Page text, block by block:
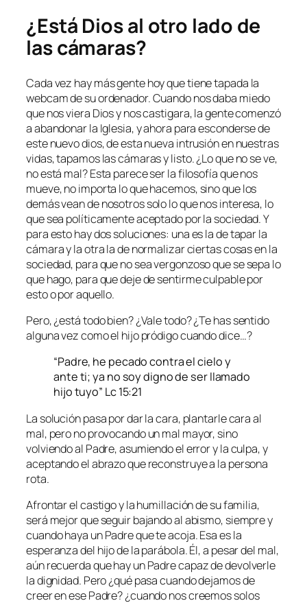
¿Está Dios al otro lado de
las cámaras?
Cada vez hay más gente hoy que tiene tapada la
webcam de su ordenador. Cuando nos daba miedo
que nos viera Dios y nos castigara, la gente comenzó
a abandonar la Iglesia, y ahora para esconderse de
este nuevo dios, de esta nueva intrusión en nuestras
vidas, tapamos las cámaras y listo. ¿Lo que no se ve,
no está mal? Esta parece ser la filosofía que nos
mueve, no importa lo que hacemos, sino que los
demás vean de nosotros solo lo que nos interesa, lo
que sea políticamente aceptado por la sociedad. Y
para esto hay dos soluciones: una es la de tapar la
cámara y la otra la de normalizar ciertas cosas en la
sociedad, para que no sea vergonzoso que se sepa lo
que hago, para que deje de sentirme culpable por
esto o por aquello.
Pero, ¿está todo bien? ¿Vale todo? ¿Te has sentido
alguna vez como el hijo pródigo cuando dice…?
“Padre, he pecado contra el cielo y
ante ti; ya no soy digno de ser llamado
hijo tuyo” Lc 15:21
La solución pasa por dar la cara, plantarle cara al
mal, pero no provocando un mal mayor, sino
volviendo al Padre, asumiendo el error y la culpa, y
aceptando el abrazo que reconstruye a la persona
rota.
Afrontar el castigo y la humillación de su familia,
será mejor que seguir bajando al abismo, siempre y
cuando haya un Padre que te acoja. Esa es la
esperanza del hijo de la parábola. Él, a pesar del mal,
aún recuerda que hay un Padre capaz de devolverle
la dignidad. Pero ¿qué pasa cuando dejamos de
creer en ese Padre? ¿cuando nos creemos solos